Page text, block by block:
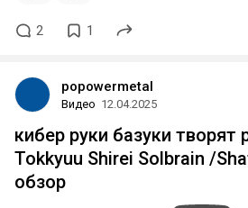
2 1
popowermetal
Видео 12.04.2025
кибер руки базуки творят
Tokkyuu Shirei Solbrain /
обзор